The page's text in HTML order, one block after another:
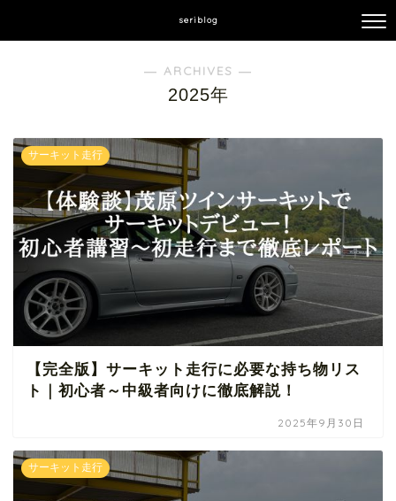
seriblog
― ARCHIVES ―
2025年
サーキット走行
【完全版】サーキット走行に必要な持ち物リス
ト｜初心者～中級者向けに徹底解説！
2025年9月30日
サーキット走行